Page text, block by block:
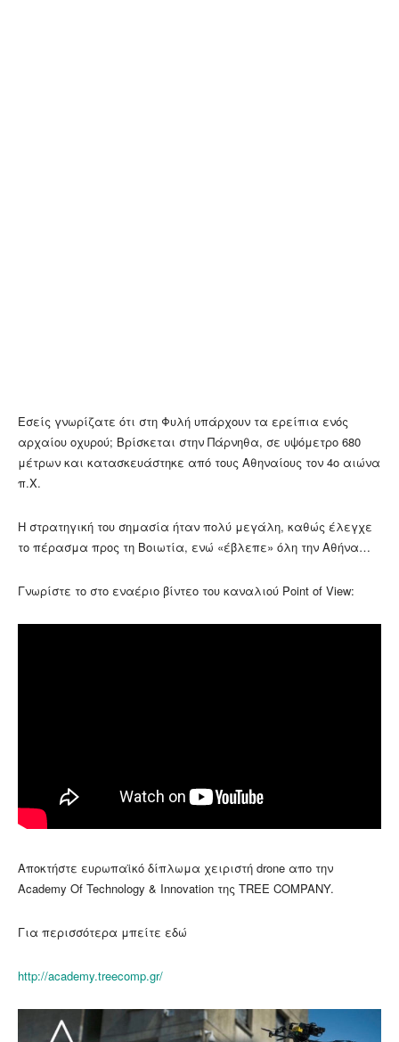
Εσείς γνωρίζατε ότι στη Φυλή υπάρχουν τα ερείπια ενός
αρχαίου οχυρού; Βρίσκεται στην Πάρνηθα, σε υψόμετρο 680
μέτρων και κατασκευάστηκε από τους Αθηναίους τον 4ο αιώνα
π.Χ.
Η στρατηγική του σημασία ήταν πολύ μεγάλη, καθώς έλεγχε
το πέρασμα προς τη Βοιωτία, ενώ «έβλεπε» όλη την Αθήνα…
Γνωρίστε το στο εναέριο βίντεο του καναλιού Point of View:
Αποκτήστε ευρωπαϊκό δίπλωμα χειριστή drone απο την
Academy Of Technology & Innovation της TREE COMPANY.
Για περισσότερα μπείτε εδώ
http://academy.treecomp.gr/